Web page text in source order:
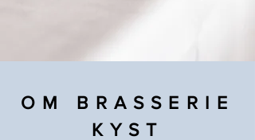
OM BRASSERIE
KYST